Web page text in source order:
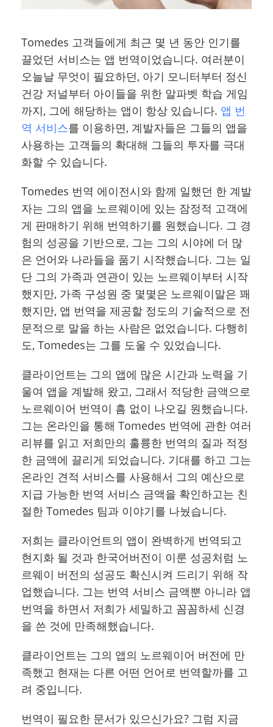
Tomedes 고객들에게 최근 몇 년 동안 인기를
끌었던 서비스는 앱 번역이었습니다. 여러분이
오늘날 무엇이 필요하던, 아기 모니터부터 정신
건강 저널부터 아이들을 위한 알파벳 학습 게임
까지, 그에 해당하는 앱이 항상 있습니다. 앱 번
역 서비스를 이용하면, 계발자들은 그들의 앱을
사용하는 고객들의 확대해 그들의 투자를 극대
화할 수 있습니다.
Tomedes 번역 에이전시와 함께 일했던 한 계발
자는 그의 앱을 노르웨이에 있는 잠정적 고객에
게 판매하기 위해 번역하기를 원했습니다. 그 경
험의 성공을 기반으로, 그는 그의 시야에 더 많
은 언어와 나라들을 품기 시작했습니다. 그는 일
단 그의 가족과 연관이 있는 노르웨이부터 시작
했지만, 가족 구성원 중 몇몇은 노르웨이말은 꽤
했지만, 앱 번역을 제공할 정도의 기술적으로 전
문적으로 말을 하는 사람은 없었습니다. 다행히
도, Tomedes는 그를 도울 수 있었습니다.
클라이언트는 그의 앱에 많은 시간과 노력을 기
울여 앱을 계발해 왔고, 그래서 적당한 금액으로
노르웨이어 번역이 흠 없이 나오길 원했습니다.
그는 온라인을 통해 Tomedes 번역에 관한 여러
리뷰를 읽고 저희만의 훌륭한 번역의 질과 적정
한 금액에 끌리게 되었습니다. 기대를 하고 그는
온라인 견적 서비스를 사용해서 그의 예산으로
지급 가능한 번역 서비스 금액을 확인하고는 친
절한 Tomedes 팀과 이야기를 나눴습니다.
저희는 클라이언트의 앱이 완벽하게 번역되고
현지화 될 것과 한국어버전이 이룬 성공처럼 노
르웨이 버전의 성공도 확신시켜 드리기 위해 작
업했습니다. 그는 번역 서비스 금액뿐 아니라 앱
번역을 하면서 저희가 세밀하고 꼼꼼하세 신경
을 쓴 것에 만족해했습니다.
클라이언트는 그의 앱의 노르웨이어 버전에 만
족했고 현재는 다른 어떤 언어로 번역할까를 고
려 중입니다.
번역이 필요한 문서가 있으신가요? 그럼 지금